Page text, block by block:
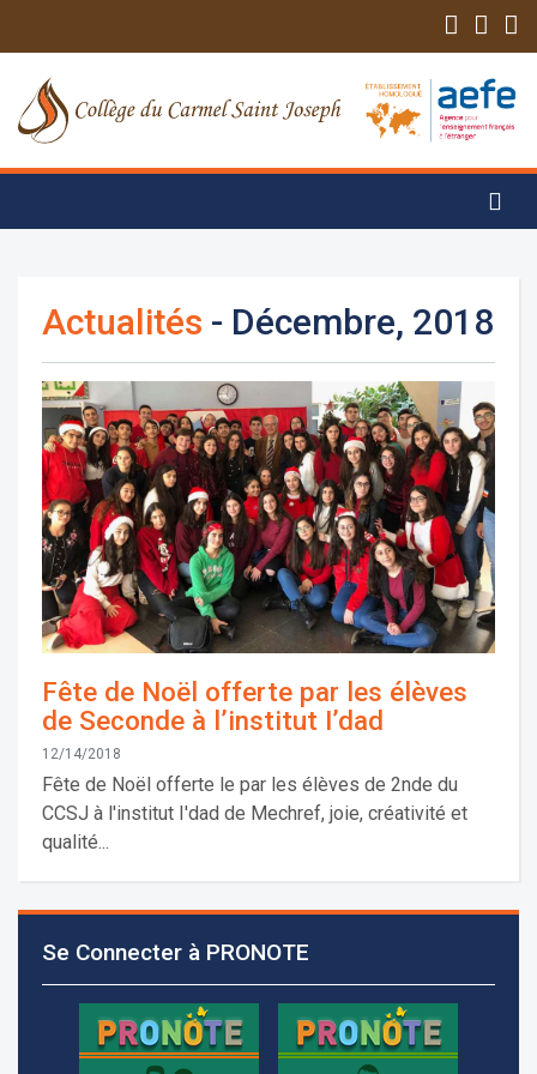
Actualités - Décembre, 2018
Fête de Noël offerte par les élèves
de Seconde à l’institut I’dad
12/14/2018
Fête de Noël offerte le par les élèves de 2nde du
CCSJ à l'institut I'dad de Mechref, joie, créativité et
qualité...
Se Connecter à PRONOTE
l'établissement selon des rendez-vous fixés à
l’avance.
+961 25 601 171
+961 25 601 172